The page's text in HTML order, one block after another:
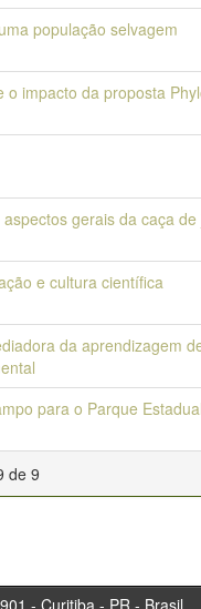
população selvagem
impacto da proposta
gerais da caça de
e cultura científica
da aprendizagem
para o Parque
de 9
901 - Curitiba -